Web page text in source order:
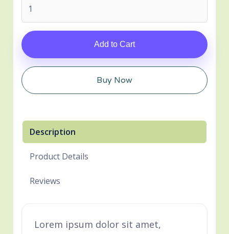
Buy Now
Description
Product Details
Reviews
Lorem ipsum dolor sit amet,